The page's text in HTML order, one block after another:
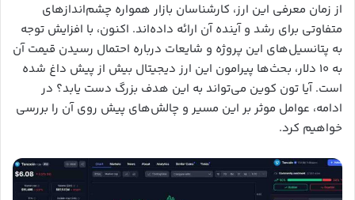
از زمان معرفی این ارز، کارشناسان بازار همواره چشم‌اندازهای
متفاوتی برای رشد و آینده آن ارائه داده‌اند. اکنون، با افزایش توجه
به پتانسیل‌های این پروژه و شایعات درباره احتمال رسیدن قیمت آن
به ۱۰ دلار، بحث‌ها پیرامون این ارز دیجیتال بیش از پیش داغ شده
است. آیا تون کوین می‌تواند به این هدف بزرگ دست یابد؟ در
ادامه، عوامل موثر بر این مسیر و چالش‌های پیش روی آن را بررسی
خواهیم کرد.